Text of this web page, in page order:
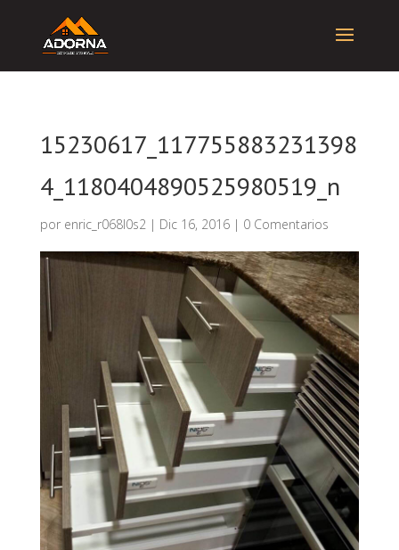
15230617_117755883231398
4_1180404890525980519_n
por enric_r068l0s2| Dic 16, 2016| 0 Comentarios